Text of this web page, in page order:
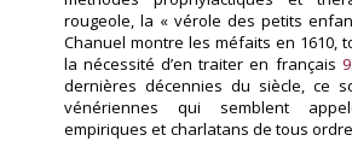
rougeole, la « vérole des petits
Chanuel montre les méfaits en 1610,
la nécessité d’en traiter en français 9
dernières décennies du siècle, ce
vénériennes qui semblent
empiriques et charlatans de tous